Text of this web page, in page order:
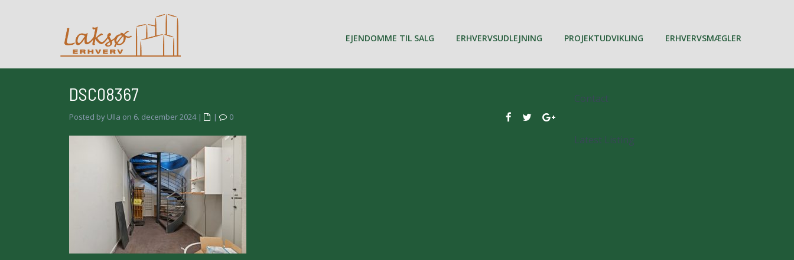
EJENDOMME TIL SALG ERHVERVSUDLEJNING PROJEKTUDVIKLING ERHVERVSMÆGLER
DSC08367
Posted by Ulla on 6. december 2024 | | 0
Contact
Latest Listing